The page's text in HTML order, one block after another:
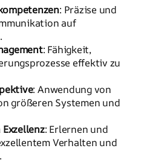
: Präzise und
auf
: Fähigkeit,
effektiv zu
: Anwendung von
größeren Systemen und
: Erlernen und
Verhalten und